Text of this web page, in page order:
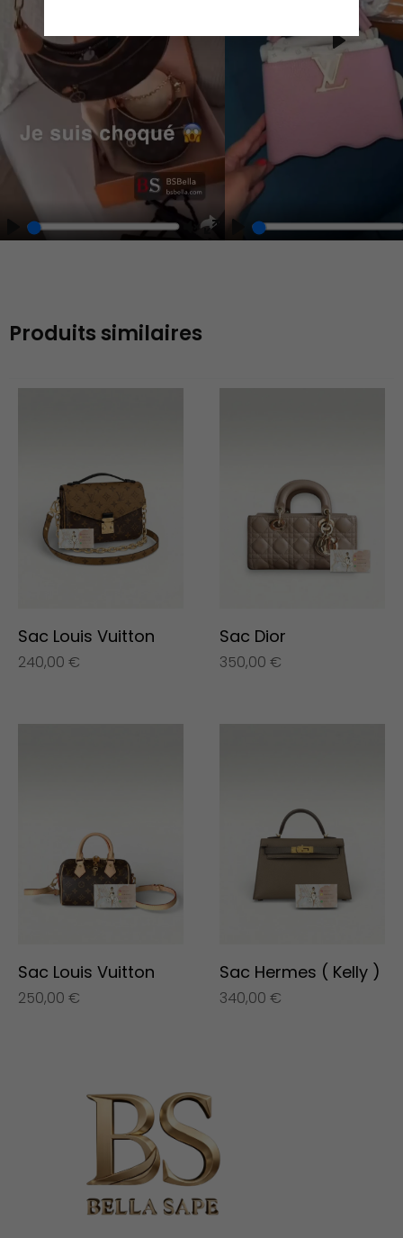
Play Unmute
Enter
Play Play
Produits similaires
Sac Louis Vuitton
240,00 €
Sac Dior
350,00 €
Sac Louis Vuitton
250,00 €
Sac Hermes ( Kelly )
340,00 €